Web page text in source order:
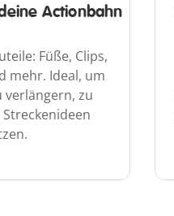
Actionbahn
Füße, Clips,
mehr. Ideal, um
verlängern, zu